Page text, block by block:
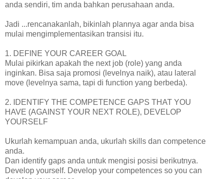
anda sendiri, tim anda bahkan perusahaan anda.
Jadi ...rencanakanlah, bikinlah plannya agar anda bisa
mulai mengimplementasikan transisi itu.
1. DEFINE YOUR CAREER GOAL
Mulai pikirkan apakah the next job (role) yang anda
inginkan. Bisa saja promosi (levelnya naik), atau lateral
move (levelnya sama, tapi di function yang berbeda).
2. IDENTIFY THE COMPETENCE GAPS THAT YOU
HAVE (AGAINST YOUR NEXT ROLE), DEVELOP
YOURSELF
Ukurlah kemampuan anda, ukurlah skills dan competence
anda.
Dan identify gaps anda untuk mengisi posisi berikutnya.
Develop yourself. Develop your competences so you can